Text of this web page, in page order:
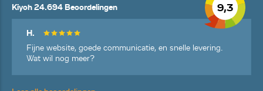
9,3
Kiyoh 24.694 Beoordelingen
H.
Fijne website, goede communicatie, en snelle levering.
Wat wil nog meer?